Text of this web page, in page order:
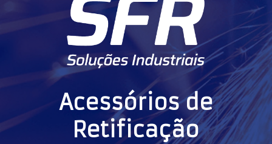
Acessórios de
Retificação